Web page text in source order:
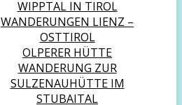
WIPPTAL IN TIROL
WANDERUNGEN LIENZ –
OSTTIROL
OLPERER HÜTTE
WANDERUNG ZUR
SULZENAUHÜTTE IM
STUBAITAL